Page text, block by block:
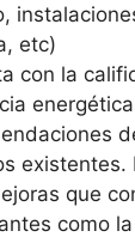
etc)
con la
energética
existentes.
que
como